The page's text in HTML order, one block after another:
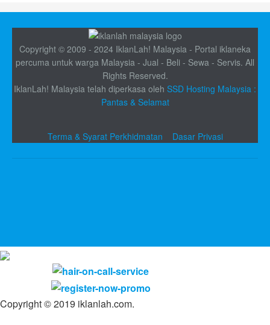
Copyright © 2009 - 2024 IklanLah! Malaysia - Portal iklaneka
percuma untuk warga Malaysia - Jual - Beli - Sewa - Servis. All
Rights Reserved.
IklanLah! Malaysia telah diperkasa oleh SSD Hosting Malaysia :
Pantas & Selamat
Terma & Syarat Perkhidmatan Dasar Privasi
Copyright © 2019 iklanlah.com.